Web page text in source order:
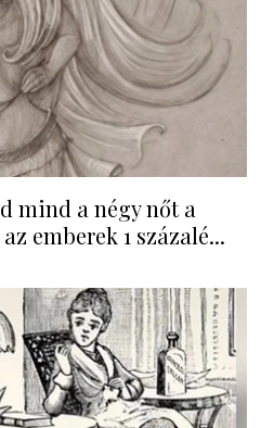
mind a négy nőt a
emberek 1 százalé...